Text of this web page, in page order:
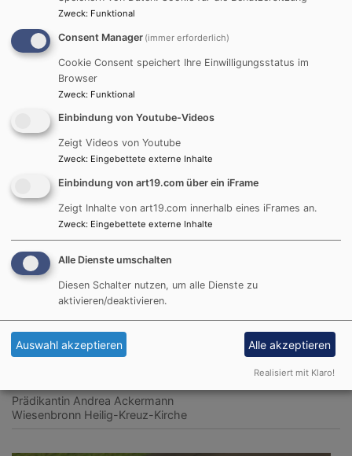
So, 16.8. 9-10 Uhr
Gottesdienst mit Heiligem Abendmahl in
Prädikantin Andrea Ackermann
Wiesenbronn Heilig-Kreuz-Kirche
Zweck: Funktional
Consent Manager (immer erforderlich)
Cookie Consent speichert Ihre Einwilligungsstatus im
Browser
Zweck: Funktional
Einbindung von Youtube-Videos
Zeigt Videos von Youtube
Zweck: Eingebettete externe Inhalte
Einbindung von art19.com über ein iFrame
Zeigt Inhalte von art19.com innerhalb eines iFrames an.
Zweck: Eingebettete externe Inhalte
Alle Dienste umschalten
Diesen Schalter nutzen, um alle Dienste zu
aktivieren/deaktivieren.
Auswahl akzeptieren Alle akzeptieren
Realisiert mit Klaro!